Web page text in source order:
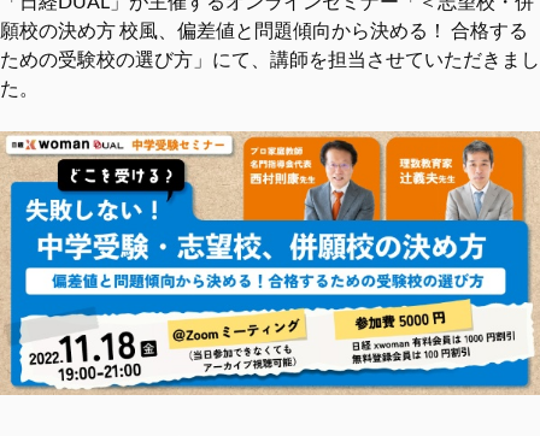
願校の決め方 校風、偏差値と問題傾向から決める！ 合格する
ための受験校の選び方」にて、講師を担当させていただきまし
た。